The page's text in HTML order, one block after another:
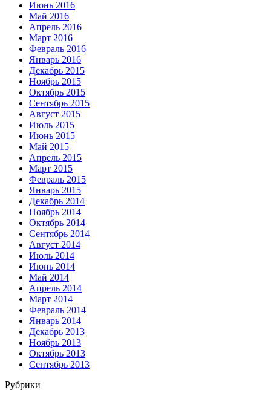
Июнь 2016
Май 2016
Апрель 2016
Март 2016
Февраль 2016
Январь 2016
Декабрь 2015
Ноябрь 2015
Октябрь 2015
Сентябрь 2015
Август 2015
Июль 2015
Июнь 2015
Май 2015
Апрель 2015
Март 2015
Февраль 2015
Январь 2015
Декабрь 2014
Ноябрь 2014
Октябрь 2014
Сентябрь 2014
Август 2014
Июль 2014
Июнь 2014
Май 2014
Апрель 2014
Март 2014
Февраль 2014
Январь 2014
Декабрь 2013
Ноябрь 2013
Октябрь 2013
Сентябрь 2013
Рубрики